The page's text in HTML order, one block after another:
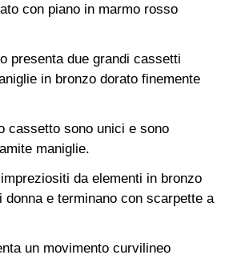
con piano in marmo rosso
presenta due grandi cassetti
in bronzo dorato finemente
cassetto sono unici e sono
maniglie.
da elementi in bronzo
donna e terminano con scarpette a
un movimento curvilineo